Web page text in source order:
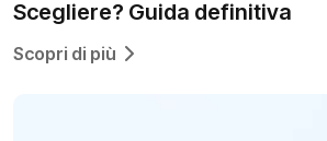
Scegliere? Guida definitiva
Scopri di più